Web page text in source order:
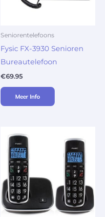
Seniorentelefoons
Fysic FX-3930 Senioren
Bureautelefoon
€69.95
Meer Info